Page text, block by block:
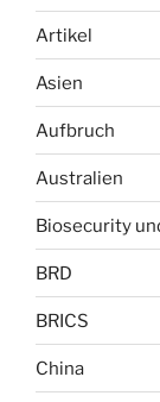
Artikel
Asien
Aufbruch
Australien
Biosecurity
BRD
BRICS
China